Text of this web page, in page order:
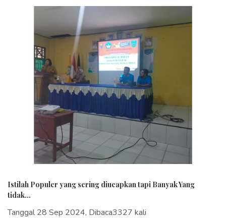
Istilah Populer yang sering diucapkan tapi Banyak Yang
tidak...
Tanggal 28 Sep 2024, Dibaca3327 kali